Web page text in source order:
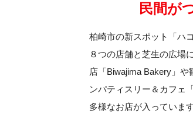
民間が
柏崎市の新スポット「ハ
８つの店舗と芝生の広場
店「Biwajima Bakery」
ンパティスリー＆カフェ
多様なお店が入っています